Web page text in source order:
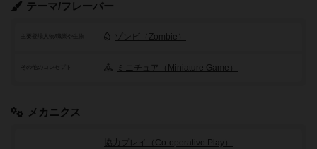
テーマ/フレーバー
ゾンビ（Zombie）
その他のコンセプト ミニチュア（Miniature Game）
メカニクス
協力プレイ（Co-operative Play）